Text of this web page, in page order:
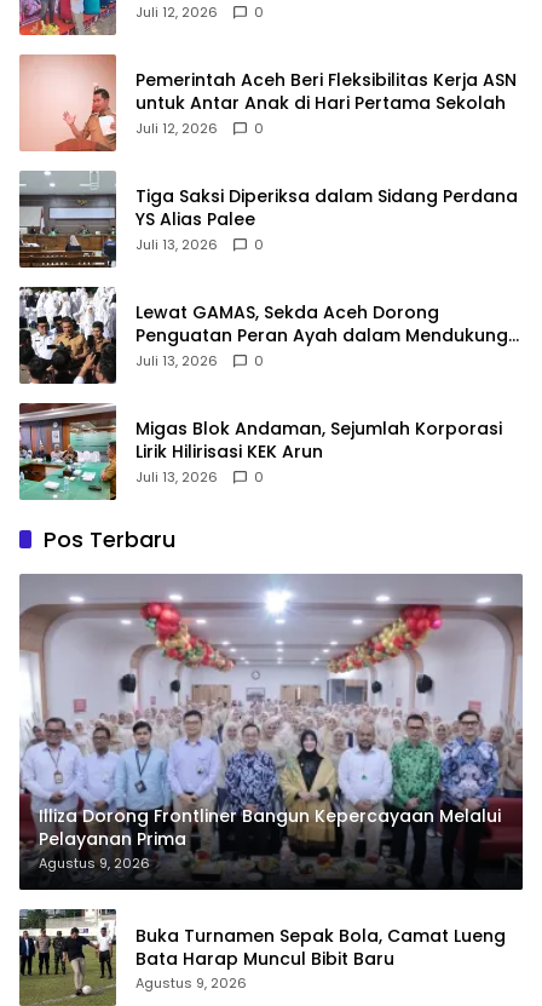
Juli 12, 2026 0
Pemerintah Aceh Beri Fleksibilitas Kerja ASN
untuk Antar Anak di Hari Pertama Sekolah
Juli 12, 2026 0
Tiga Saksi Diperiksa dalam Sidang Perdana
YS Alias Palee
Juli 13, 2026 0
Lewat GAMAS, Sekda Aceh Dorong
Penguatan Peran Ayah dalam Mendukung
Pendidikan Anak
Juli 13, 2026 0
Migas Blok Andaman, Sejumlah Korporasi
Lirik Hilirisasi KEK Arun
Juli 13, 2026 0
Pos Terbaru
Illiza Dorong Frontliner Bangun Kepercayaan Melalui
Pelayanan Prima
Agustus 9, 2026
Buka Turnamen Sepak Bola, Camat Lueng
Bata Harap Muncul Bibit Baru
Agustus 9, 2026